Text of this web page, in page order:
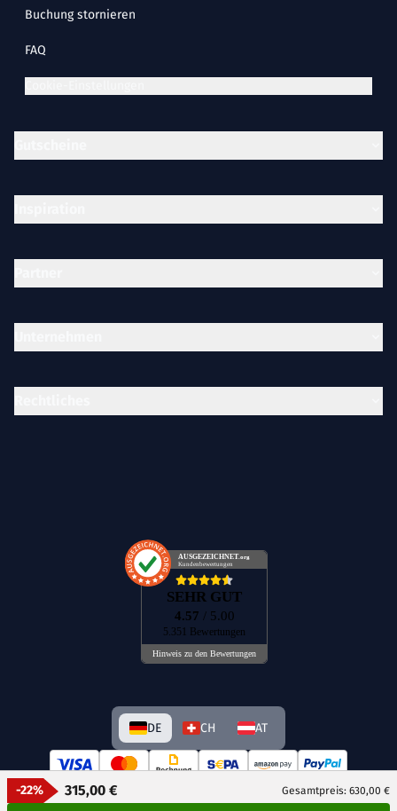
-22% 315,00 € Gesamtpreis: 630,00 €
AUSGEZEICHNET .org
Kundenbewertungen
SEHR GUT
4.57 / 5.00
5.351 Bewertungen
Hinweis zu den Bewertungen
Buchung stornieren
FAQ
DE CH AT